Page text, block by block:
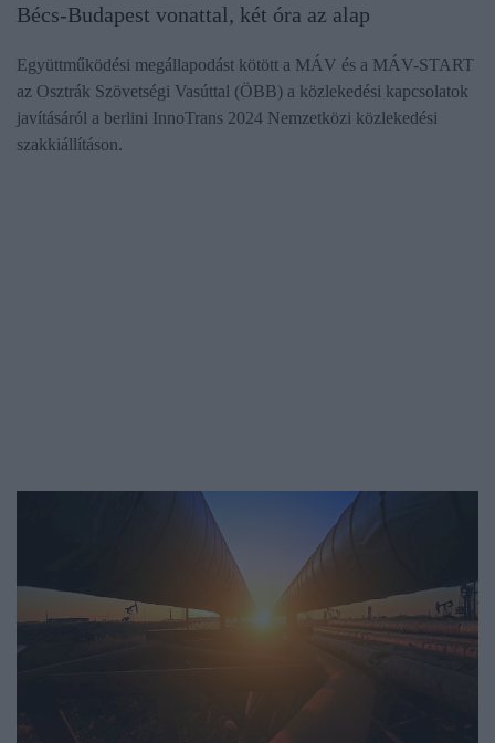
Bécs-Budapest vonattal, két óra az alap
Együttműködési megállapodást kötött a MÁV és a MÁV-START
az Osztrák Szövetségi Vasúttal (ÖBB) a közlekedési kapcsolatok
javításáról a berlini InnoTrans 2024 Nemzetközi közlekedési
szakkiállításon.